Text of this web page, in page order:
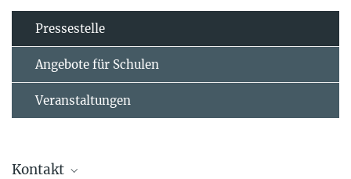
Pressestelle
Angebote für Schulen
Veranstaltungen
Kontakt